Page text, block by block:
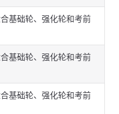
基础轮、强化轮和考前
基础轮、强化轮和考前
基础轮、强化轮和考前